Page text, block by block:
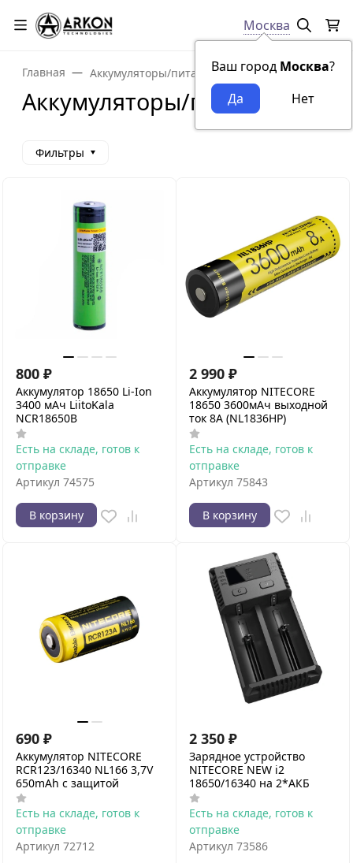
Москва
Ваш город Москва?
Главная Аккумуляторы/питание
Аккумуляторы/питание
Фильтры
800 ₽
Аккумулятор 18650 Li-Ion
3400 мАч LiitoKala
NCR18650B
Есть на складе, готов к
отправке
Артикул 74575
В корзину
2 990 ₽
Аккумулятор NITECORE
18650 3600мАч выходной
ток 8A (NL1836HP)
Есть на складе, готов к
отправке
Артикул 75843
В корзину
690 ₽
Аккумулятор NITECORE
RCR123/16340 NL166 3,7V
650mAh с защитой
Есть на складе, готов к
отправке
Артикул 72712
2 350 ₽
Зарядное устройство
NITECORE NEW i2
18650/16340 на 2*АКБ
Есть на складе, готов к
отправке
Артикул 73586